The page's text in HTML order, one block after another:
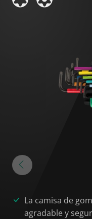
La camisa de
agradable y